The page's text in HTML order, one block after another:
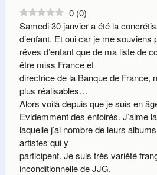
0 (0)
Samedi 30 janvier a été la
d’enfant. Et oui car je me
rêves d’enfant que de ma liste de
être miss France et
directrice de la Banque de France,
plus réalisables…
Alors voilà depuis que je suis en
Evidemment des enfoirés. J’aime
laquelle j’ai nombre de leurs
artistes qui y
participent. Je suis très variété
inconditionnelle de JJG.